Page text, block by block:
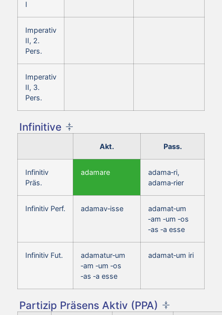
I
Imperativ
II, 2.
Pers.
Imperativ
II, 3.
Pers.
Infinitive
Akt. Pass.
Infinitiv
Präs.
adamare
adama‑ri,
adama‑rier
Infinitiv Perf. adamav‑isse
adamat‑um
‑am ‑um ‑os
‑as ‑a esse
Infinitiv Fut.
adamatur‑um
‑am ‑um ‑os
‑as ‑a esse
adamat‑um iri
Partizip Präsens Aktiv (PPA)